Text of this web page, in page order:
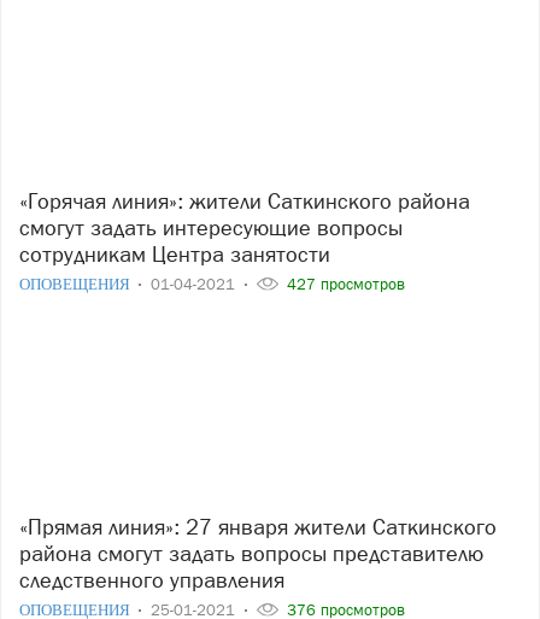
«Горячая линия»: жители Саткинского района
смогут задать интересующие вопросы
сотрудникам Центра занятости
ОПОВЕЩЕНИЯ 01-04-2021 427 просмотров
«Прямая линия»: 27 января жители Саткинского
района смогут задать вопросы представителю
следственного управления
ОПОВЕЩЕНИЯ 25-01-2021 376 просмотров